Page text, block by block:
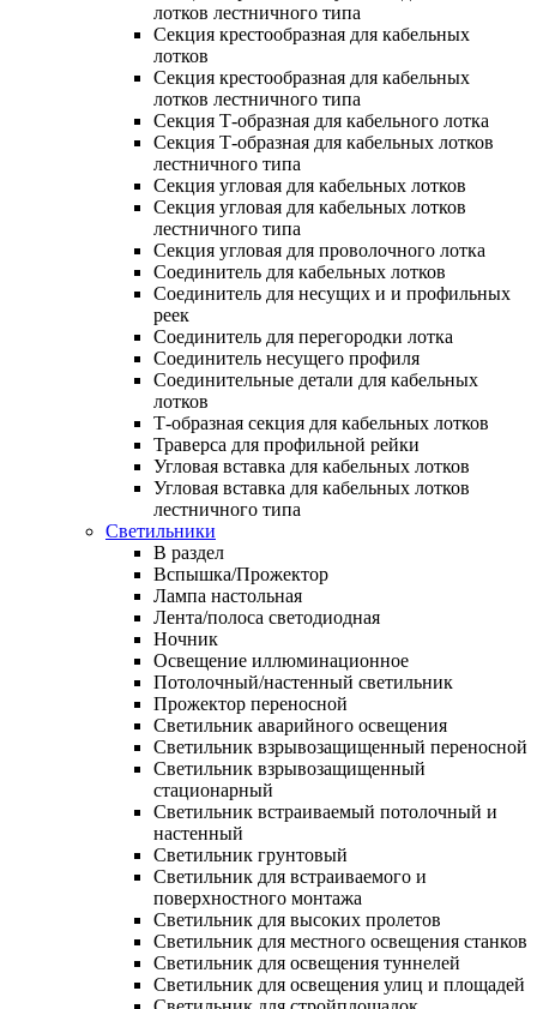
лотков лестничного типа
Секция крестообразная для кабельных
лотков
Секция крестообразная для кабельных
лотков лестничного типа
Секция Т-образная для кабельного лотка
Секция Т-образная для кабельных лотков
лестничного типа
Секция угловая для кабельных лотков
Секция угловая для кабельных лотков
лестничного типа
Секция угловая для проволочного лотка
Соединитель для кабельных лотков
Соединитель для несущих и и профильных
реек
Соединитель для перегородки лотка
Соединитель несущего профиля
Соединительные детали для кабельных
лотков
Т-образная секция для кабельных лотков
Траверса для профильной рейки
Угловая вставка для кабельных лотков
Угловая вставка для кабельных лотков
лестничного типа
Светильники
В раздел
Вспышка/Прожектор
Лампа настольная
Лента/полоса светодиодная
Ночник
Освещение иллюминационное
Потолочный/настенный светильник
Прожектор переносной
Светильник аварийного освещения
Светильник взрывозащищенный переносной
Светильник взрывозащищенный
стационарный
Светильник встраиваемый потолочный и
настенный
Светильник грунтовый
Светильник для встраиваемого и
поверхностного монтажа
Светильник для высоких пролетов
Светильник для местного освещения станков
Светильник для освещения туннелей
Светильник для освещения улиц и площадей